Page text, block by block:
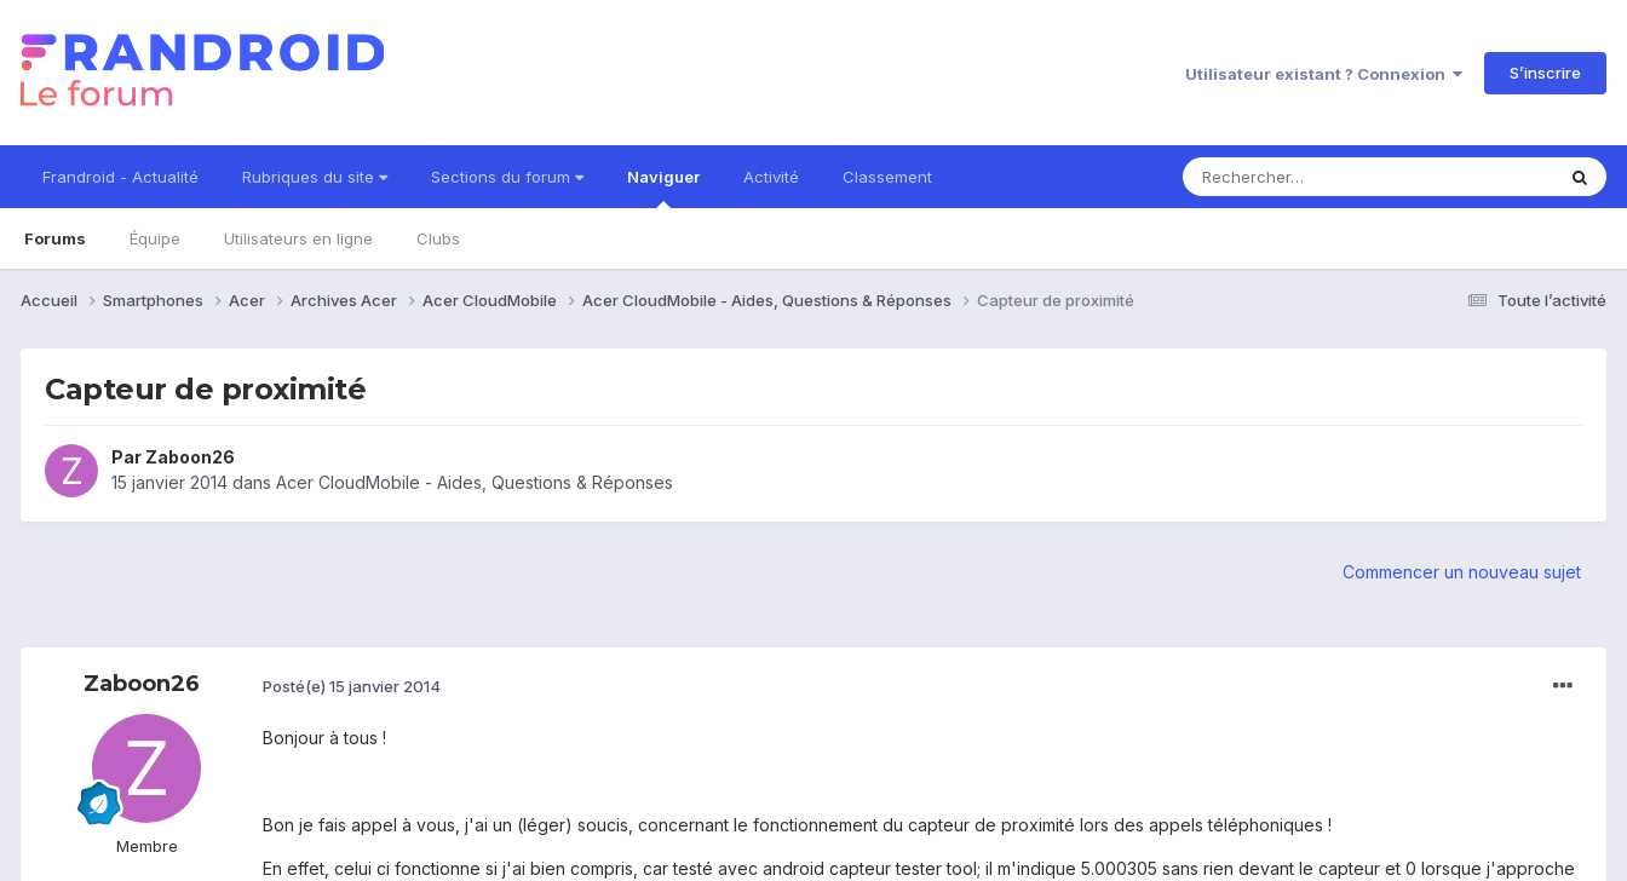
Utilisateur existant ? Connexion S’inscrire
Frandroid - Actualité Rubriques du site Sections du forum Naviguer
Forums Équipe Utilisateurs en ligne Clubs
Activité Classement
Toute l’activité
Accueil Smartphones Acer Archives Acer Acer CloudMobile Acer CloudMobile - Aides, Questions & Réponses Capteur de proximité
Capteur de proximité
Par Zaboon26
15 janvier 2014 dans Acer CloudMobile - Aides, Questions & Réponses
Commencer un nouveau sujet
Zaboon26
Membre
Posté(e) 15 janvier 2014
Bonjour à tous !
Bon je fais appel à vous, j'ai un (léger) soucis, concernant le fonctionnement du capteur de proximité lors des appels téléphoniques !
En effet, celui ci fonctionne si j'ai bien compris, car testé avec android capteur tester tool; il m'indique 5.000305 sans rien devant le capteur et 0 lorsque j'approche